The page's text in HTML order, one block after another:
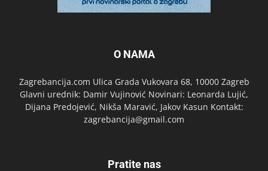
O NAMA
Zagrebancija.com Ulica Grada Vukovara 68, 10000 Zagreb
Glavni urednik: Damir Vujinović Novinari: Leonarda Lujić,
Dijana Predojević, Nikša Maravić, Jakov Kasun Kontakt:
zagrebancija@gmail.com
Pratite nas